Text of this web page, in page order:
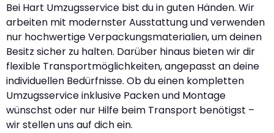
Bei Hart Umzugsservice bist du in guten Händen. Wir
arbeiten mit modernster Ausstattung und verwenden
nur hochwertige Verpackungsmaterialien, um deinen
Besitz sicher zu halten. Darüber hinaus bieten wir dir
flexible Transportmöglichkeiten, angepasst an deine
individuellen Bedürfnisse. Ob du einen kompletten
Umzugsservice inklusive Packen und Montage
wünschst oder nur Hilfe beim Transport benötigst –
wir stellen uns auf dich ein.